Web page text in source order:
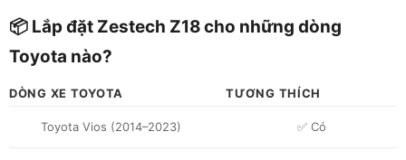
📦 Lắp đặt Zestech Z18 cho những dòng
Toyota nào?
DÒNG XE TOYOTA TƯƠNG THÍCH
Toyota Vios (2014–2023) ✅ Có